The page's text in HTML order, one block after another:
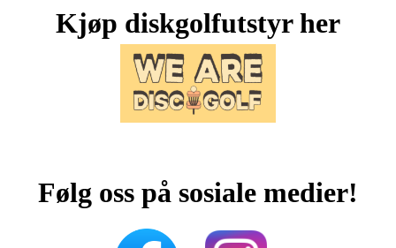
Kjøp diskgolfutstyr her
Følg oss på sosiale medier!